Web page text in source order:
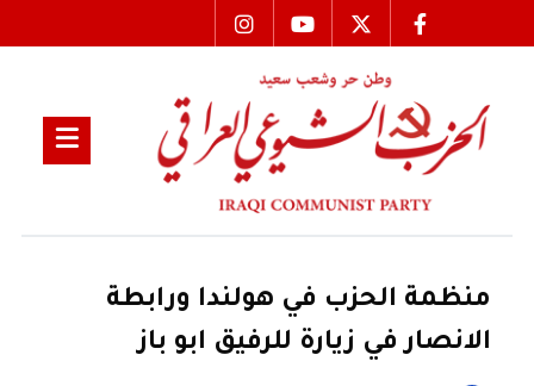
منظمة الحزب في هولندا ورابطة
الانصار في زيارة للرفيق ابو باز